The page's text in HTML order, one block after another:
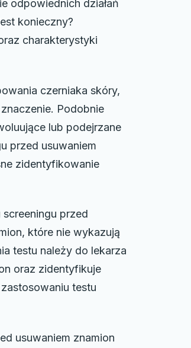
odpowiednich działań
konieczny?
charakterystyki
czerniaka skóry,
Podobnie
lub podejrzane
przed usuwaniem
zidentyfikowanie
przed
które nie wykazują
testu należy do lekarza
oraz zidentyfikuje
testu
usuwaniem znamion